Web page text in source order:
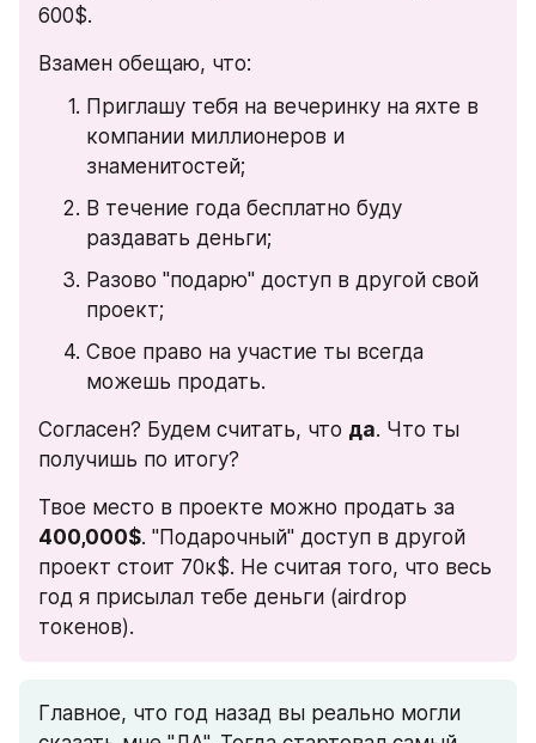
600$.
Взамен обещаю, что:
Приглашу тебя на вечеринку на яхте в
компании миллионеров и
знаменитостей;
В течение года бесплатно буду
раздавать деньги;
Разово "подарю" доступ в другой свой
проект;
Свое право на участие ты всегда
можешь продать.
Согласен? Будем считать, что да. Что ты
получишь по итогу?
400,000$. "Подарочный" доступ в другой
проект стоит 70к$. Не считая того, что весь
год я присылал тебе деньги (airdrop
токенов).
Главное, что год назад вы реально могли